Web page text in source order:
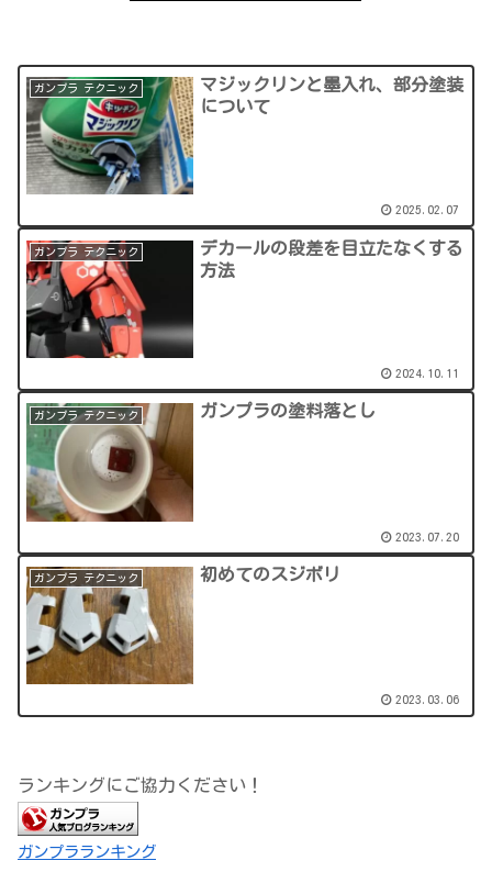
ガンプラ テクニック
マジックリンと墨入れ、部分塗装
について
2025.02.07
ガンプラ テクニック
デカールの段差を目立たなくする
方法
2024.10.11
ガンプラ テクニック ガンプラの塗料落とし
2023.07.20
ガンプラ テクニック 初めてのスジボリ
2023.03.06
ランキングにご協力ください！
ガンプラランキング